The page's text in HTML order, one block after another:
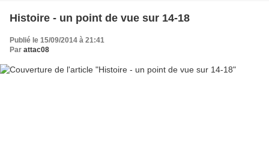
Histoire - un point de vue sur 14-18
Publié le 15/09/2014 à 21:41
Par attac08